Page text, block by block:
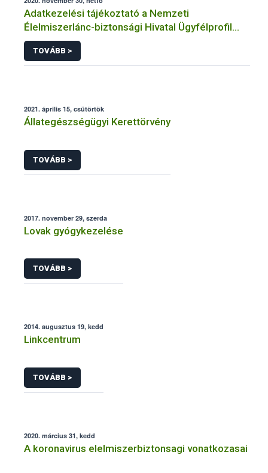
Adatkezelési tájékoztató a Nemzeti
Élelmiszerlánc-biztonsági Hivatal Ügyfélprofil
Rendszerben állatgyógyászati termékek
témakörben közhatalmi eljárásaihoz kapcsolódó
adatkezeléséhez
TOVÁBB >
2021. április 15, csütörtök
Állategészségügyi Kerettörvény
TOVÁBB >
2017. november 29, szerda
Lovak gyógykezelése
TOVÁBB >
2014. augusztus 19, kedd
Linkcentrum
TOVÁBB >
2020. március 31, kedd
A koronavirus elelmiszerbiztonsagi vonatkozasai